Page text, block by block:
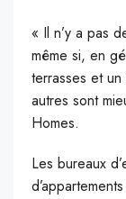
« Il n’y a pas
même si, en
terrasses et
autres sont
Homes.
Les bureaux